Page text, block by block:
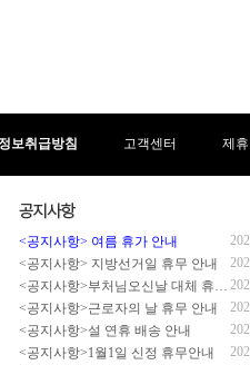
보취급방침 고객센터 제
<공지사항> 여름 휴가 안내
<공지사항> 지방선거일 휴무 안내
<공지사항>부처님오신날 대체 휴무 안내
<공지사항>근로자의 날 휴무 안내
<공지사항>설 연휴 배송 안내
<공지사항>1월1일 신정 휴무안내